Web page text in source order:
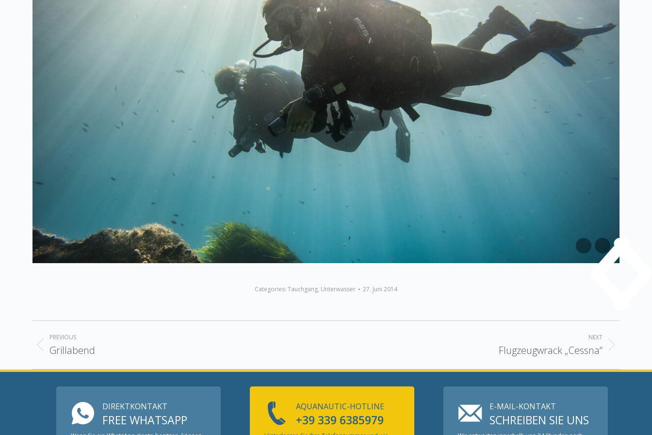
Categories: Tauchgang, Unterwasser 27. Juni 2014
Album
navigation
PREVIOUS
Previous
Grillabend
NEXT
Flugzeugwrack „Cessna“
DIREKTKONTAKT
FREE WHATSAPP
AQUANAUTIC-HOTLINE
+39 339 6385979
E-MAIL-KONTAKT
SCHREIBEN SIE UNS